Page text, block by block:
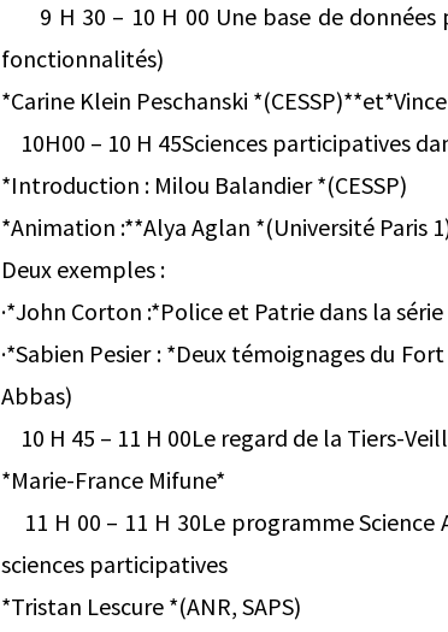
9 H 30 – 10 H 00 Une base de
fonctionnalités)
*Carine Klein Peschanski
10H00 – 10 H 45Sciences participatives
*Introduction : Milou Balandier *(CESSP)
*Animation :**Alya Aglan *(Université Paris
Deux exemples :
·*John Corton :*Police et Patrie dans la série
·*Sabien Pesier : *Deux témoignages du
Abbas)
10 H 45 – 11 H 00Le regard de la Tiers-
*Marie-France Mifune*
11 H 00 – 11 H 30Le programme Science
sciences participatives
*Tristan Lescure *(ANR, SAPS)